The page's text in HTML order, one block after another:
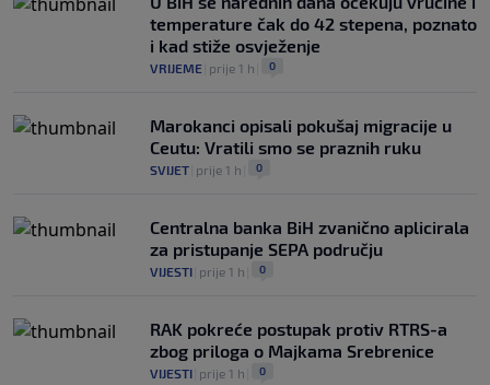
temperature čak do 42 stepena, poznato
i kad stiže osvježenje
VRIJEME prije 1 h 0
Marokanci opisali pokušaj migracije u
Ceutu: Vratili smo se praznih ruku
SVIJET prije 1 h 0
Centralna banka BiH zvanično aplicirala
za pristupanje SEPA području
VIJESTI prije 1 h 0
RAK pokreće postupak protiv RTRS-a
zbog priloga o Majkama Srebrenice
VIJESTI prije 1 h 0